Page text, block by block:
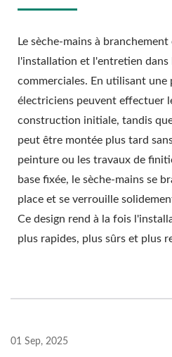
Le sèche-mains à
l'installation et l'entretien dans
commerciales. En utilisant une
électriciens peuvent effectuer
construction initiale, tandis
peut être montée plus tard
peinture ou les travaux de
base fixée, le sèche-mains se
place et se verrouille
Ce design rend à la fois
plus rapides, plus sûrs et plus
01 Sep, 2025